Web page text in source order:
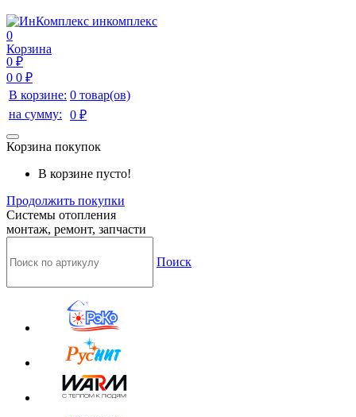
инкомплекс
0
Корзина
0 ₽
0 0 ₽
В корзине: 0 товар(ов)
на сумму:
0 ₽
Корзина покупок
В корзине пусто!
Продолжить покупки
Системы отопления
монтаж, ремонт, запчасти
Поиск